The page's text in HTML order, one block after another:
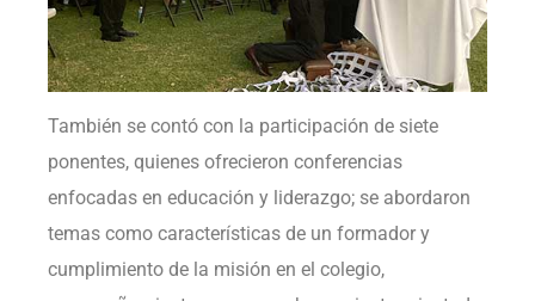
También se contó con la participación de siete
ponentes, quienes ofrecieron conferencias
enfocadas en educación y liderazgo; se abordaron
temas como características de un formador y
cumplimiento de la misión en el colegio,